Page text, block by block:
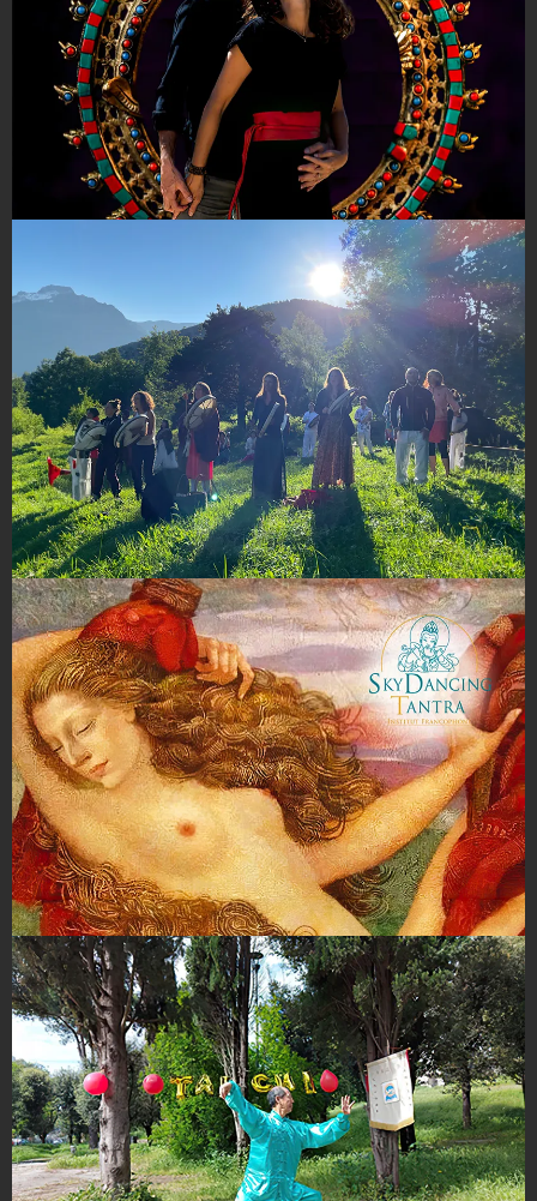
La roue tantrique Mars & Décembre 24
Hommes et Femmes Médecines en
chemin par Mvie Isnard
SkyDancing Femmes 8-15 Mai 24